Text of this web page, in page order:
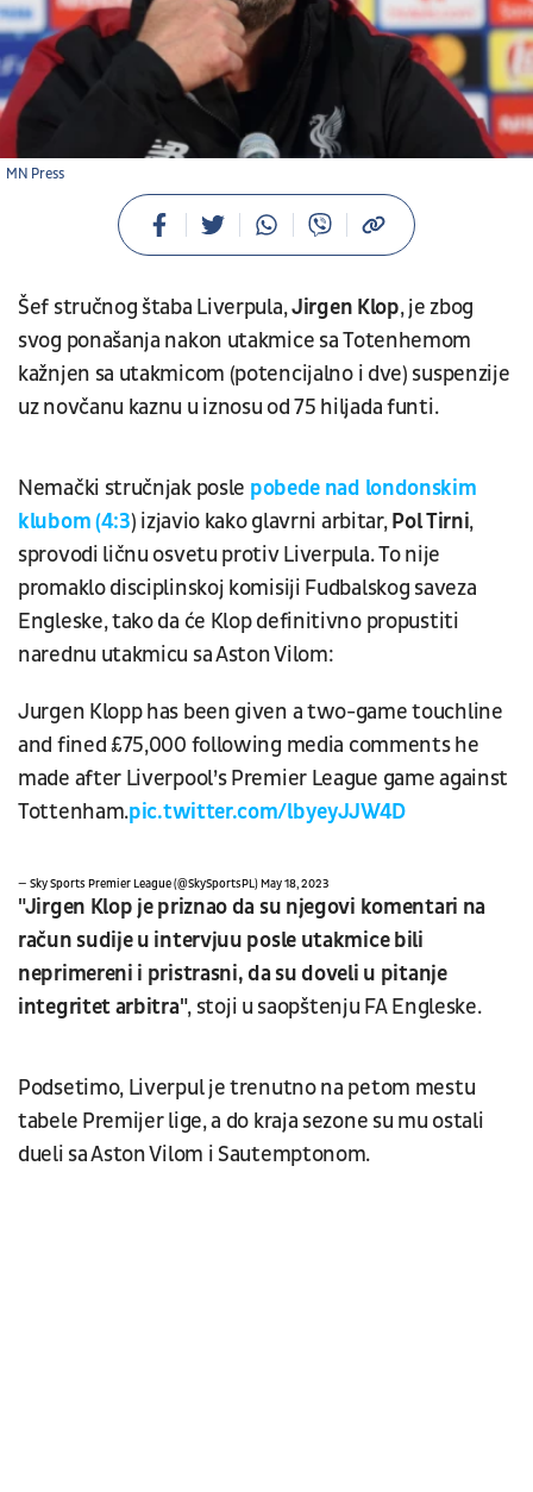
MN Press
Šef stručnog štaba Liverpula,Jirgen Klop, je zbog
svog ponašanja nakon utakmice sa Totenhemom
kažnjen sa utakmicom (potencijalno i dve) suspenzije
uz novčanu kaznu u iznosu od 75 hiljada funti.
Nemački stručnjak posle pobede nad londonskim
klubom (4:3) izjavio kako glavrni arbitar,Pol Tirni,
sprovodi ličnu osvetu protiv Liverpula. To nije
promaklo disciplinskoj komisiji Fudbalskog saveza
Engleske, tako da će Klop definitivno propustiti
narednu utakmicu sa Aston Vilom:
Jurgen Klopp has been given a two-game touchline
and fined £75,000 following media comments he
made after Liverpool’s Premier League game against
Tottenham.pic.twitter.com/lbyeyJJW4D
— Sky Sports Premier League (@SkySportsPL)May 18, 2023
"Jirgen Klop je priznao da su njegovi komentari na
račun sudije u intervjuu posle utakmice bili
neprimereni i pristrasni, da su doveli u pitanje
integritet arbitra", stoji u saopštenju FA Engleske.
Podsetimo, Liverpul je trenutno na petom mestu
tabele Premijer lige, a do kraja sezone su mu ostali
dueli sa Aston Vilom i Sautemptonom.